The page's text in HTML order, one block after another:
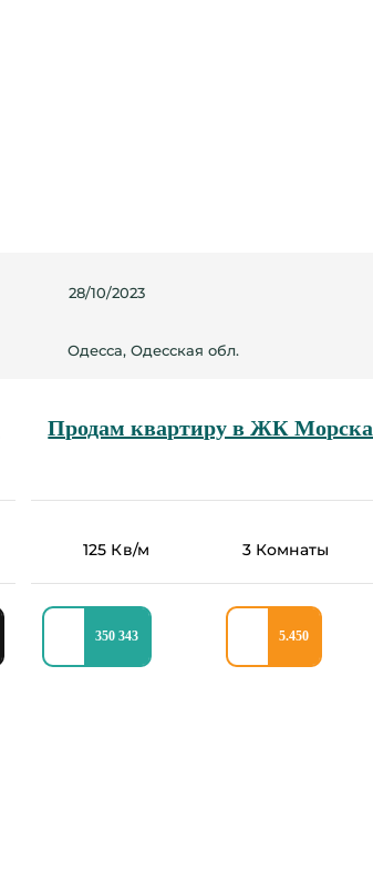
28/10/2023
Одесса, Одесская обл.
Продам квартиру в ЖК
125 Кв/м 3 Комнаты
350 343 5.450